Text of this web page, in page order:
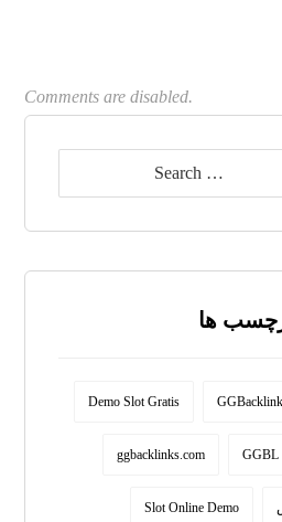
Comments are disabled.
ها
Demo Slot Gratis
ggbacklinks.com GGBL
Slot Online Demo